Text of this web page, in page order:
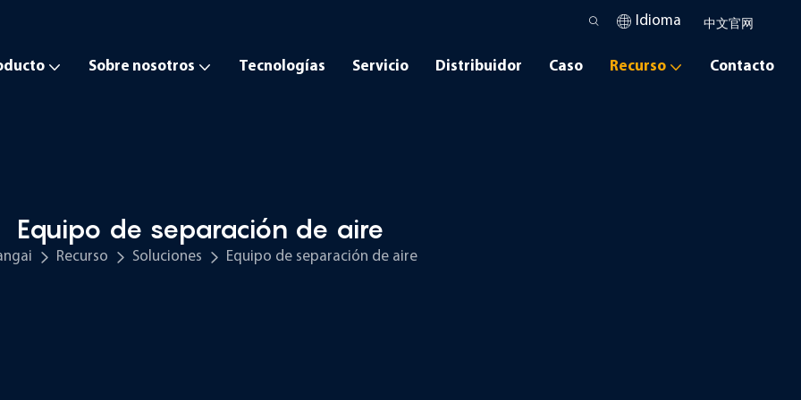
Idioma 中文官网
Sobre nosotros Tecnologías Servicio Distribuidor Caso Recurso Contacto
Equipo de separación de aire
Recurso Soluciones Equipo de separación de aire